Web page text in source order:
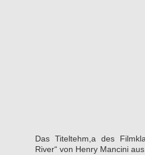
Das Titeltehm,a des
River“ von Henry Mancini